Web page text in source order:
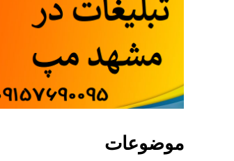
موضوعات